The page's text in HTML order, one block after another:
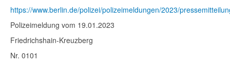
https://www.berlin.de/polizei/polizeimeldungen/2023/
Polizeimeldung vom 19.01.2023
Friedrichshain-Kreuzberg
Nr. 0101